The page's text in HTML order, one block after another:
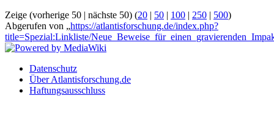
Zeige (vorherige 50 | nächste 50) (20 | 50 | 100 | 250 | 500)
Abgerufen von „https://atlantisforschung.de/index.php?
title=Spezial:Linkliste/
Datenschutz
Über Atlantisforschung.de
Haftungsausschluss